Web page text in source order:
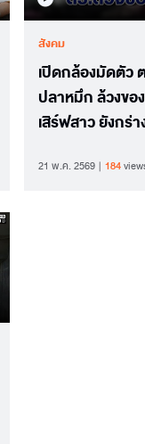
สังคม
เปิดกล้องมัดตัว
ปลาหมึก ล้วงขอ
เสิร์ฟสาว ยังกร่า
21 พ.ค. 2569 184